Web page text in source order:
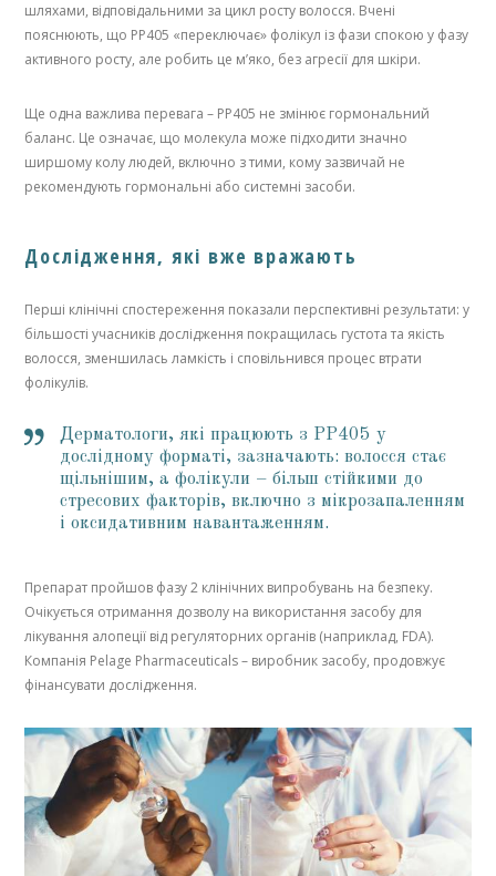
шляхами, відповідальними за цикл росту волосся. Вчені
пояснюють, що PP405 «переключає» фолікул із фази спокою у фазу
активного росту, але робить це м’яко, без агресії для шкіри.
Ще одна важлива перевага – PP405 не змінює гормональний
баланс. Це означає, що молекула може підходити значно
ширшому колу людей, включно з тими, кому зазвичай не
рекомендують гормональні або системні засоби.
Дослідження, які вже вражають
Перші клінічні спостереження показали перспективні результати: у
більшості учасників дослідження покращилась густота та якість
волосся, зменшилась ламкість і сповільнився процес втрати
фолікулів.
Дерматологи, які працюють з PP405 у
дослідному форматі, зазначають: волосся стає
щільнішим, а фолікули – більш стійкими до
стресових факторів, включно з мікрозапаленням
і оксидативним навантаженням.
Препарат пройшов фазу 2 клінічних випробувань на безпеку.
Очікується отримання дозволу на використання засобу для
лікування алопеції від регуляторних органів (наприклад, FDA).
Компанія Pelage Pharmaceuticals – виробник засобу, продовжує
фінансувати дослідження.